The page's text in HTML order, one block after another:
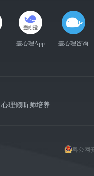
壹心理App 壹心理咨询
心理倾听师培养
粤公网